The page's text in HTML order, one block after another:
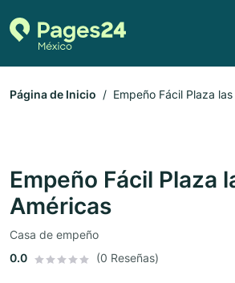
Página de Inicio Empeño Fácil Plaza
Empeño Fácil Plaza
Américas
Casa de empeño
0.0
(0 Reseñas)